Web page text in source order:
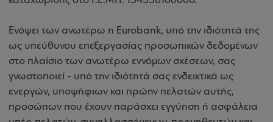
Ενόψει των ανωτέρω η Eurobank, υπό την ιδιότητά της
ως υπεύθυνου επεξεργασίας προσωπικών δεδομένων
στο πλαίσιο των ανωτέρω εννόμων σχέσεων, σας
γνωστοποιεί - υπό την ιδιότητά σας ενδεικτικά ως
ενεργών, υποψήφιων και πρώην πελατών αυτής,
προσώπων που έχουν παράσχει εγγύηση ή ασφάλεια